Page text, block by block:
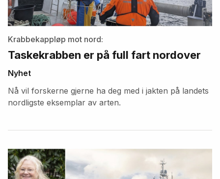
Krabbekappløp mot nord:
Taskekrabben er på full fart nordover
Nyhet
Nå vil forskerne gjerne ha deg med i jakten på landets
nordligste eksemplar av arten.